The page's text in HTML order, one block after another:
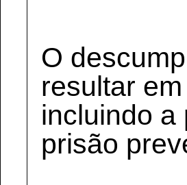
O
resultar
incluindo a
prisão